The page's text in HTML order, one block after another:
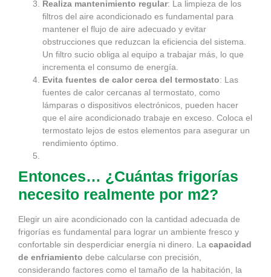
Realiza mantenimiento regular: La limpieza de los
filtros del aire acondicionado es fundamental para
mantener el flujo de aire adecuado y evitar
obstrucciones que reduzcan la eficiencia del sistema.
Un filtro sucio obliga al equipo a trabajar más, lo que
incrementa el consumo de energía.
Evita fuentes de calor cerca del termostato: Las
fuentes de calor cercanas al termostato, como
lámparas o dispositivos electrónicos, pueden hacer
que el aire acondicionado trabaje en exceso. Coloca el
termostato lejos de estos elementos para asegurar un
rendimiento óptimo.
Entonces… ¿Cuántas frigorías
necesito realmente por m2?
Elegir un aire acondicionado con la cantidad adecuada de
frigorías es fundamental para lograr un ambiente fresco y
confortable sin desperdiciar energía ni dinero. La capacidad
de enfriamiento debe calcularse con precisión,
considerando factores como el tamaño de la habitación, la